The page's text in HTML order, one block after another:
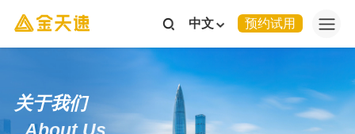
中文 预约试用
关于我们